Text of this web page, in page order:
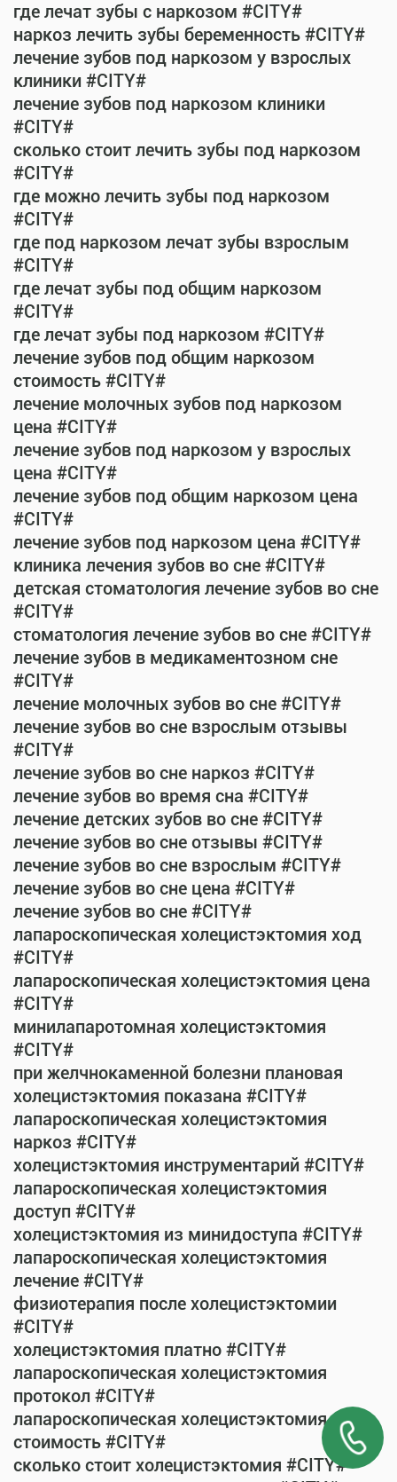
где лечат зубы с наркозом #CITY#
наркоз лечить зубы беременность #CITY#
лечение зубов под наркозом у взрослых
клиники #CITY#
лечение зубов под наркозом клиники
#CITY#
сколько стоит лечить зубы под наркозом
#CITY#
где можно лечить зубы под наркозом
#CITY#
где под наркозом лечат зубы взрослым
#CITY#
где лечат зубы под общим наркозом
#CITY#
где лечат зубы под наркозом #CITY#
лечение зубов под общим наркозом
стоимость #CITY#
лечение молочных зубов под наркозом
цена #CITY#
лечение зубов под наркозом у взрослых
цена #CITY#
лечение зубов под общим наркозом цена
#CITY#
лечение зубов под наркозом цена #CITY#
клиника лечения зубов во сне #CITY#
детская стоматология лечение зубов во сне
#CITY#
стоматология лечение зубов во сне #CITY#
лечение зубов в медикаментозном сне
#CITY#
лечение молочных зубов во сне #CITY#
лечение зубов во сне взрослым отзывы
#CITY#
лечение зубов во сне наркоз #CITY#
лечение зубов во время сна #CITY#
лечение детских зубов во сне #CITY#
лечение зубов во сне отзывы #CITY#
лечение зубов во сне взрослым #CITY#
лечение зубов во сне цена #CITY#
лечение зубов во сне #CITY#
лапароскопическая холецистэктомия ход
#CITY#
лапароскопическая холецистэктомия цена
#CITY#
минилапаротомная холецистэктомия
#CITY#
при желчнокаменной болезни плановая
холецистэктомия показана #CITY#
лапароскопическая холецистэктомия
наркоз #CITY#
холецистэктомия инструментарий #CITY#
лапароскопическая холецистэктомия
доступ #CITY#
холецистэктомия из минидоступа #CITY#
лапароскопическая холецистэктомия
лечение #CITY#
физиотерапия после холецистэктомии
#CITY#
холецистэктомия платно #CITY#
лапароскопическая холецистэктомия
протокол #CITY#
лапароскопическая холецистэктомия
стоимость #CITY#
сколько стоит холецистэктомия #CITY#